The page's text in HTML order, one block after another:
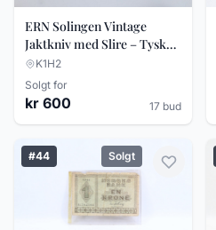
ERN Solingen Vintage
Jaktkniv med Slire – Tysk
Kvalitetskniv – 33 cm
K1H2
Solgt for
kr 600 17 bud
#44 Solgt